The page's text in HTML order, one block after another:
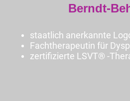
Berndt-
staatlich anerkannte
Fachtherapeutin für
zertifizierte LSVT® -